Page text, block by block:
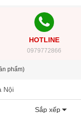
HOTLINE
0979772866
phẩm)
Nội
Sắp xếp